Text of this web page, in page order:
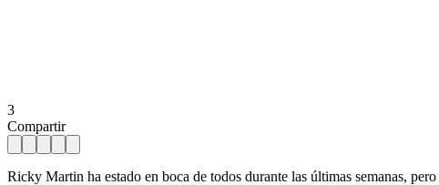
3
Compartir
Ricky Martin ha estado en boca de todos durante las últimas semanas,